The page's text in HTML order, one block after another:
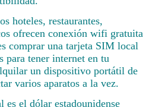
hoteles, restaurantes,
ofrecen conexión wifi gratuita
comprar una tarjeta SIM local
para tener internet en tu
un dispositivo portátil de
varios aparatos a la vez.
es el dólar estadounidense